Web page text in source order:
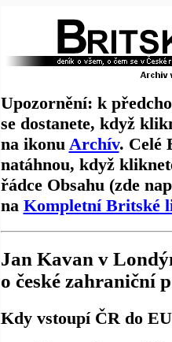
Upozornění: k
se dostanete, když
na ikonu Archív. Celé
natáhnou, když
řádce Obsahu (zde
na Kompletní Britské
Jan Kavan v
o české zahraniční
Kdy vstoupí ČR do